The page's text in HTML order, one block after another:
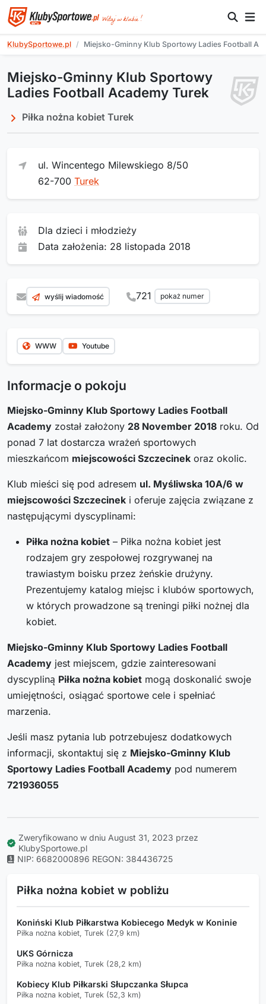
KlubySportowe.pl Miejsko-Gminny Klub Sportowy Ladies Football
Miejsko-Gminny Klub Sportowy
Ladies Football Academy Turek
Piłka nożna kobiet Turek
ul. Wincentego Milewskiego 8/50
62-700 Turek
Dla dzieci i młodzieży
Data założenia: 28 listopada 2018
wyślij wiadomość 721 pokaż numer
WWW Youtube
Informacje o pokoju
Miejsko-Gminny Klub Sportowy Ladies Football
Academy został założony 28 November 2018 roku. Od
ponad 7 lat dostarcza wrażeń sportowych
mieszkańcom miejscowości Szczecinek oraz okolic.
Klub mieści się pod adresem ul. Myśliwska 10A/6 w
miejscowości Szczecinek i oferuje zajęcia związane z
następującymi dyscyplinami:
Piłka nożna kobiet – Piłka nożna kobiet jest
rodzajem gry zespołowej rozgrywanej na
trawiastym boisku przez żeńskie drużyny.
Prezentujemy katalog miejsc i klubów sportowych,
w których prowadzone są treningi piłki nożnej dla
kobiet.
Miejsko-Gminny Klub Sportowy Ladies Football
Academy jest miejscem, gdzie zainteresowani
dyscypliną Piłka nożna kobiet mogą doskonalić swoje
umiejętności, osiągać sportowe cele i spełniać
marzenia.
Jeśli masz pytania lub potrzebujesz dodatkowych
informacji, skontaktuj się z Miejsko-Gminny Klub
Sportowy Ladies Football Academy pod numerem
721936055
Zweryfikowano w dniu August 31, 2023 przez
KlubySportowe.pl
NIP: 6682000896 REGON: 384436725
Piłka nożna kobiet w pobliżu
Koniński Klub Piłkarstwa Kobiecego Medyk w Koninie
Piłka nożna kobiet, Turek (27,9 km)
UKS Górnicza
Piłka nożna kobiet, Turek (28,2 km)
Kobiecy Klub Piłkarski Słupczanka Słupca
Piłka nożna kobiet, Turek (52,3 km)